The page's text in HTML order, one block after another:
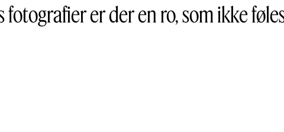
er der en ro, som ikke